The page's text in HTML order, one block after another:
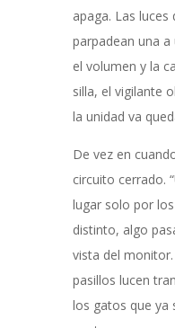
apaga. Las
parpadean una
el volumen y la
silla, el vigilante
la unidad va
De vez en
circuito cerrado.
lugar solo por
distinto, algo
vista del
pasillos lucen
los gatos que ya